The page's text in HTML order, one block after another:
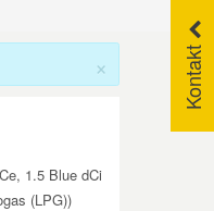
Kontakt
×
1.5 Blue dCi
(LPG))